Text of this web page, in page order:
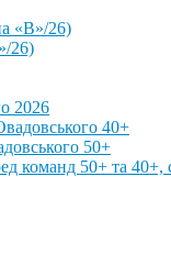
«В»/26)
26)
2026
40+
50+
команд 50+ та 40+,